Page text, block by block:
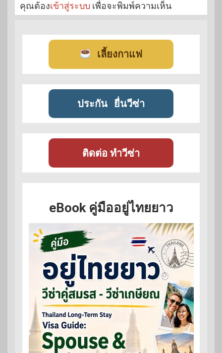
คุณต้องเข้าสู่ระบบ เพื่อจะพิมพ์ความเห็น
เลี้ยงกาแฟ
ประกัน ยื่นวีซ่า
ติดต่อ ทำวีซ่า
eBook คู่มืออยู่ไทยยาว